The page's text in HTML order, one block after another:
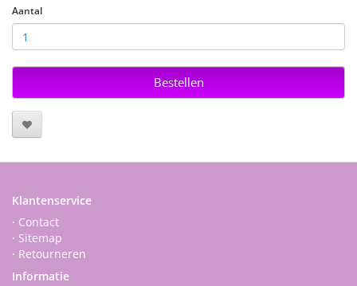
Aantal
Bestellen
Klantenservice
· Contact
· Sitemap
· Retourneren
Informatie